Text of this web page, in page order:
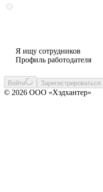
Я ищу сотрудников
Профиль работодателя
Войти Зарегистрироваться
© 2026 ООО «Хэдхантер»